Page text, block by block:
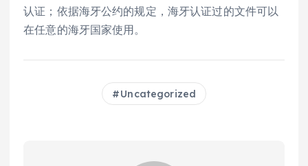
认证；依据海牙公约的规定，海牙认证过的文件可以
在任意的海牙国家使用。
Uncategorized